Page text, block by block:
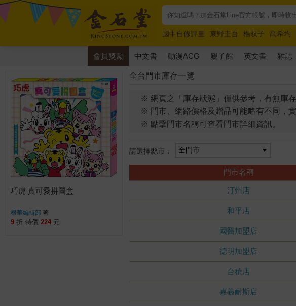
國中自修評量 東野圭吾 楊双子 高希均
唯紅花綻放
奧德賽 路邊攤新作 馬斯克
會員獎勵 中文書 動漫ACG 親子館 英文書 雜誌
全台門市庫存一覽
※ 網頁之「庫存狀態」僅供參考，有無庫存
※ 門市、網路價格及贈品可能略有不同，
※ 點擊門市名稱可查看門市詳細資訊。
請選擇縣市：
門市名稱
汀州店
和平店
國醫加盟店
德明加盟店
台積店
嘉義耐斯店
巧虎 真可愛拼圖盒
根華編輯部 著
9 折 特價 224 元